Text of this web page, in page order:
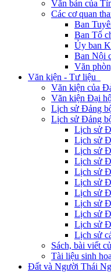
Văn bản của
Các cơ quan
Ban
Ban Tổ
Ủy ban
Ban Nội
Văn
Văn kiện - Tư liệu
Văn kiện của
Văn kiện Đại
Lịch sử Đảng
Lịch sử Đảng
Lịch sử
Lịch sử
Lịch sử
Lịch sử
Lịch sử
Lịch sử
Lịch sử
Lịch sử
Lịch sử
Lịch sử
Lịch sử
Sách, bài viết
Tài liệu sinh
Đất và Người Thái